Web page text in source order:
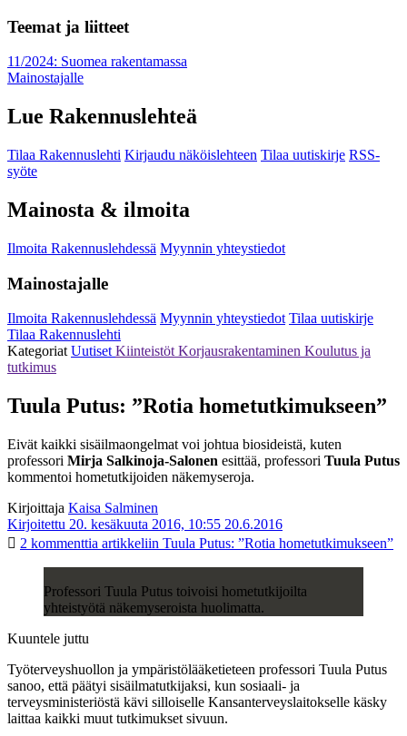
Teemat ja liitteet
11/2024: Suomea rakentamassa
Mainostajalle
Lue Rakennuslehteä
Tilaa Rakennuslehti Kirjaudu näköislehteen Tilaa uutiskirje RSS-
syöte
Mainosta & ilmoita
Ilmoita Rakennuslehdessä Myynnin yhteystiedot
Mainostajalle
Ilmoita Rakennuslehdessä Myynnin yhteystiedot Tilaa uutiskirje
Tilaa Rakennuslehti
KategoriatUutisetKiinteistötKorjausrakentaminen Koulutus ja
tutkimus
Tuula Putus: ”Rotia hometutkimukseen”
Eivät kaikki sisäilmaongelmat voi johtua biosideistä, kuten
professori Mirja Salkinoja-Salonen esittää, professori Tuula Putus
kommentoi hometutkijoiden näkemyseroja.
Kirjoittaja Kaisa Salminen
Kirjoitettu 20. kesäkuuta 2016, 10:55 20.6.2016
2 kommenttia artikkeliin Tuula Putus: ”Rotia hometutkimukseen”
Professori Tuula Putus toivoisi hometutkijoilta
yhteistyötä näkemyseroista huolimatta.
Kuuntele juttu
Työterveyshuollon ja ympäristölääketieteen professori Tuula Putus
sanoo, että päätyi sisäilmatutkijaksi, kun sosiaali- ja
terveysministeriöstä kävi silloiselle Kansanterveyslaitokselle käsky
laittaa kaikki muut tutkimukset sivuun.